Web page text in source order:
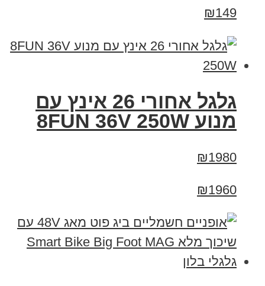
₪149
גלגל אחורי 26 אינץ עם
מנוע 8FUN 36V 250W
₪1980
₪1960